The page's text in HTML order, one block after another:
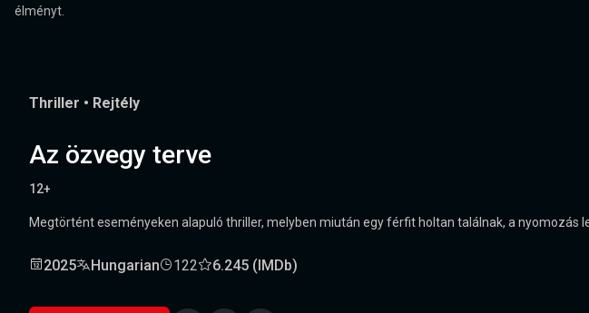
élményt.
Thriller • Rejtély
Az özvegy terve
12+
Megtörtént eseményeken alapuló thriller, melyben miután egy férfit holtan találnak, a nyomozás
2025 Hungarian 122 6.245 (IMDb)